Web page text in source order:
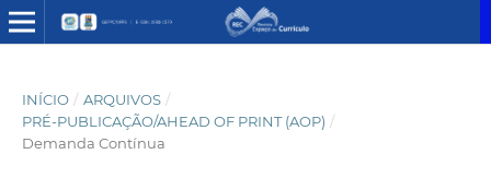
INÍCIO / ARQUIVOS /
PRÉ-PUBLICAÇÃO/AHEAD OF PRINT (AOP) /
Demanda Contínua